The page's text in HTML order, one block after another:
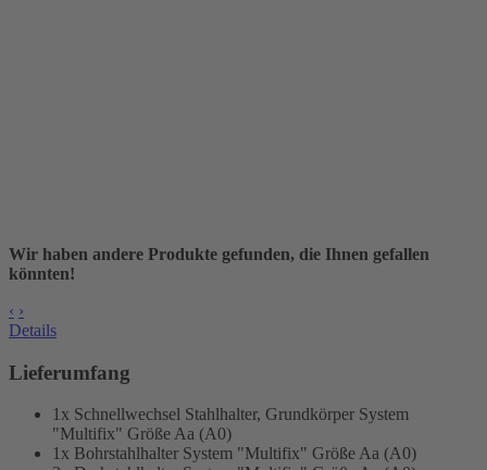
Wir haben andere Produkte gefunden, die Ihnen gefallen
könnten!
‹ ›
Details
Lieferumfang
1x Schnellwechsel Stahlhalter, Grundkörper System
"Multifix" Größe Aa (A0)
1x Bohrstahlhalter System "Multifix" Größe Aa (A0)